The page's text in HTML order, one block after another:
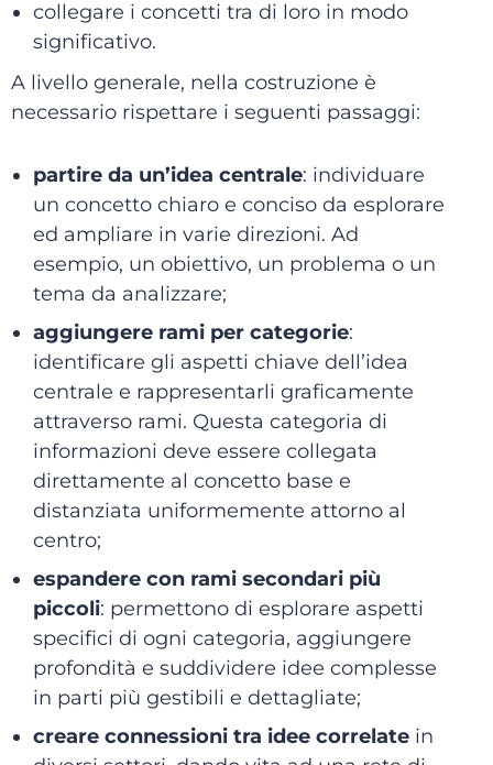
collegare i concetti tra di loro in modo
significativo.
A livello generale, nella costruzione è
necessario rispettare i seguenti passaggi:
partire da un’idea centrale: individuare
un concetto chiaro e conciso da esplorare
ed ampliare in varie direzioni. Ad
esempio, un obiettivo, un problema o un
tema da analizzare;
aggiungere rami per categorie:
identificare gli aspetti chiave dell’idea
centrale e rappresentarli graficamente
attraverso rami. Questa categoria di
informazioni deve essere collegata
direttamente al concetto base e
distanziata uniformemente attorno al
centro;
espandere con rami secondari più
piccoli: permettono di esplorare aspetti
specifici di ogni categoria, aggiungere
profondità e suddividere idee complesse
in parti più gestibili e dettagliate;
creare connessioni tra idee correlate in